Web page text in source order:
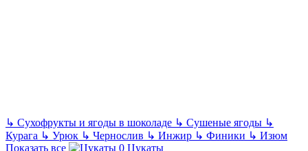
↳ Сухофрукты и ягоды в шоколаде ↳ Сушеные ягоды ↳
Курага ↳ Урюк ↳ Чернослив ↳ Инжир ↳ Финики ↳ Изюм
Показать все
Цукаты